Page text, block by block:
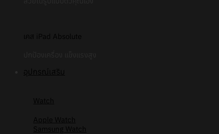
เคส iPad Absolute
อุปกรณ์เสริม
Watch
Apple Watch
Samsung Watch